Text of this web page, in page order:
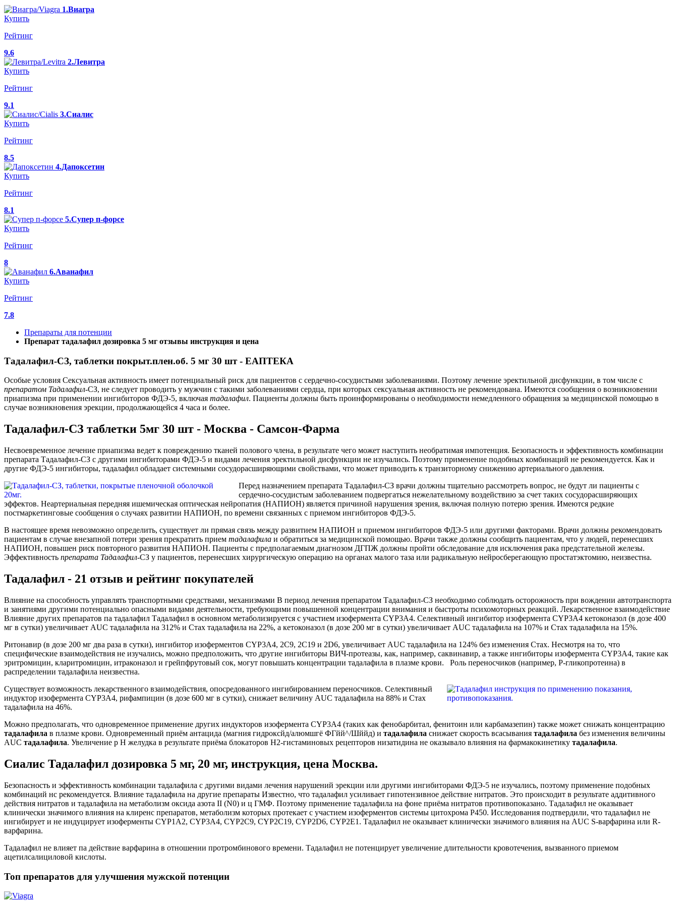
1.Виагра
Купить
Рейтинг
9.6
2.Левитра
Купить
Рейтинг
9.1
3.Сиалис
Купить
Рейтинг
8.5
4.Дапоксетин
Купить
Рейтинг
8.1
5.Супер п-форсе
Купить
Рейтинг
8
6.Аванафил
Купить
Рейтинг
7.8
Препараты для потенции
Препарат тадалафил дозировка 5 мг отзывы инструкция и цена
Тадалафил-СЗ, таблетки покрыт.плен.об. 5 мг 30 шт - ЕАПТЕКА
Особые условия Сексуальная активность имеет потенциальный риск для пациентов с сердечно-сосудистыми заболеваниями. Поэтому лечение эректильной дисфункции, в том числе с
препаратом Тадалафил-СЗ, не следует проводить у мужчин с такими заболеваниями сердца, при которых сексуальная активность не рекомендована. Имеются сообщения о возникновении
приапизма при применении ингибиторов ФДЭ-5, включая тадалафил. Пациенты должны быть проинформированы о необходимости немедленного обращения за медицинской помощью в
случае возникновения эрекции, продолжающейся 4 часа и более.
Тадалафил-СЗ таблетки 5мг 30 шт - Москва - Самсон-Фарма
Несвоевременное лечение приапизма ведет к повреждению тканей полового члена, в результате чего может наступить необратимая импотенция. Безопасность и эффективность комбинации
препарата Тадалафил-СЗ с другими ингибиторами ФДЭ-5 и видами лечения эректильной дисфункции не изучались. Поэтому применение подобных комбинаций не рекомендуется. Как и
другие ФДЭ-5 ингибиторы, тадалафил обладает системными сосудорасширяющими свойствами, что может приводить к транзиторному снижению артериального давления.
Перед назначением препарата Тадалафил-СЗ врачи должны тщательно рассмотреть вопрос, не будут ли пациенты с
сердечно-сосудистым заболеванием подвергаться нежелательному воздействию за счет таких сосудорасширяющих
эффектов. Неартериальная передняя ишемическая оптическая нейропатия (НАПИОН) является причиной нарушения зрения, включая полную потерю зрения. Имеются редкие
постмаркетинговые сообщения о случаях развитии НАПИОН, по времени связанных с приемом ингибиторов ФДЭ-5.
В настоящее время невозможно определить, существует ли прямая связь между развитием НАПИОН и приемом ингибиторов ФДЭ-5 или другими факторами. Врачи должны рекомендовать
пациентам в случае внезапной потери зрения прекратить прием тадалафила и обратиться за медицинской помощью. Врачи также должны сообщить пациентам, что у людей, перенесших
НАПИОН, повышен риск повторного развития НАПИОН. Пациенты с предполагаемым диагнозом ДГПЖ должны пройти обследование для исключения рака предстательной железы.
Эффективность препарата Тадалафил-СЗ у пациентов, перенесших хирургическую операцию на органах малого таза или радикальную нейросберегающую простатэктомию, неизвестна.
Тадалафил - 21 отзыв и рейтинг покупателей
Влияние на способность управлять транспортными средствами, механизмами В период лечения препаратом Тадалафил-СЗ необходимо соблюдать осторожность при вождении автотранспорта
и занятиями другими потенциально опасными видами деятельности, требующими повышенной концентрации внимания и быстроты психомоторных реакций. Лекарственное взаимодействие
Влияние других препаратов па тадалафил Тадалафил в основном метаболизируется с участием изофермента CYP3A4. Селективный ингибитор изофермента CYP3A4 кетоконазол (в дозе 400
мг в сутки) увеличивает AUC тадалафила на 312% и Стах тадалафила на 22%, а кетоконазол (в дозе 200 мг в сутки) увеличивает AUC тадалафила на 107% и Стах тадалафила на 15%.
Ритонавир (в дозе 200 мг два раза в сутки), ингибитор изоферментов CYP3A4, 2С9, 2С19 и 2D6, увеличивает AUC тадалафила на 124% без изменения Стах. Несмотря на то, что
специфические взаимодействия не изучались, можно предположить, что другие ингибиторы ВИЧ-протеазы, как, например, саквинавир, а также ингибиторы изофермента CYP3A4, такие как
эритромицин, кларитромицин, итраконазол и грейпфрутовый сок, могут повышать концентрации тадалафила в плазме крови. Роль переносчиков (например, Р-гликопротеина) в
распределении тадалафила неизвестна.
Существует возможность лекарственного взаимодействия, опосредованного ингибированием переносчиков. Селективный
индуктор изофермента CYP3A4, рифампицин (в дозе 600 мг в сутки), снижает величину AUC тадалафила на 88% и Стах
тадалафила на 46%.
Можно предполагать, что одновременное применение других индукторов изофермента CYP3A4 (таких как фенобарбитал, фенитоин или карбамазепин) также может снижать концентрацию
тадалафила в плазме крови. Одновременный приём антацида (магния гидроксйд/алюмшгё ФГйй^/Шййд) и тадалафила снижает скорость всасывания тадалафила без изменения величины
AUC тадалафила. Увеличение p H желудка в результате приёма блокаторов Н2-гистаминовых рецепторов низатидина не оказывало влияния на фармакокинетику тадалафила.
Сиалис Тадалафил дозировка 5 мг, 20 мг, инструкция, цена Москва.
Безопасность и эффективность комбинации тадалафила с другими видами лечения нарушений эрекции или другими ингибиторами ФДЭ-5 не изучались, поэтому применение подобных
комбинаций нс рекомендуется. Влияние тадалафила на другие препараты Известно, что тадалафил усиливает гипотензивное действие нитратов. Это происходит в результате аддитивного
действия нитратов и тадалафила на метаболизм оксида азота II (N0) и ц ГМФ. Поэтому применение тадалафила на фоне приёма нитратов противопоказано. Тадалафил не оказывает
клинически значимого влияния на клиренс препаратов, метаболизм которых протекает с участием изоферментов системы цитохрома Р450. Исследования подтвердили, что тадалафил не
ингибирует и не индуцирует изоферменты CYP1A2, CYP3A4, CYP2C9, CYP2C19, CYP2D6, CYP2E1. Тадалафил не оказывает клинически значимого влияния на AUC S-варфарина или R-
варфарина.
Тадалафил не влияет па действие варфарина в отношении протромбинового времени. Тадалафил не потенцирует увеличение длительности кровотечения, вызванного приемом
ацетилсалициловой кислоты.
Топ препаратов для улучшения мужской потенции